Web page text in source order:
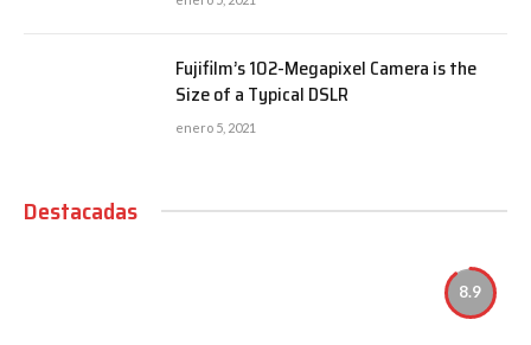
Fujifilm’s 102-Megapixel Camera is the
Size of a Typical DSLR
enero 5, 2021
Destacadas
8.9